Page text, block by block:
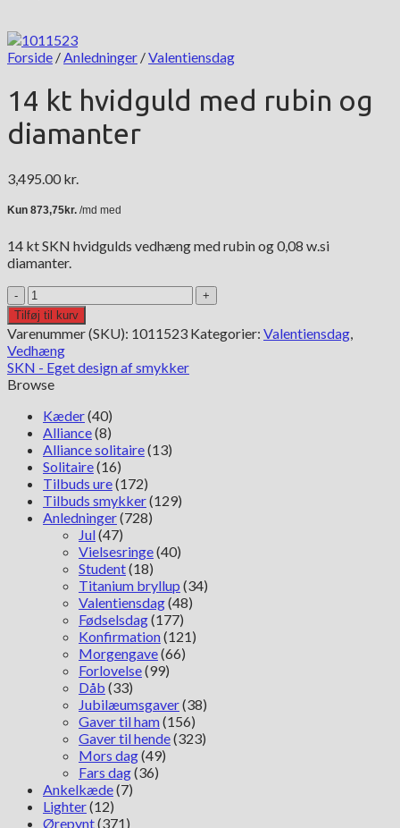
Forside /Anledninger /Valentiensdag
14 kt hvidguld med rubin og
diamanter
3,495.00 kr.
14 kt SKN hvidgulds vedhæng med rubin og 0,08 w.si
diamanter.
14
kt
hvidguld
med
rubin
og
diamanter
antal
Tilføj til kurv
Varenummer (SKU): 1011523 Kategorier: Valentiensdag,
Vedhæng
SKN - Eget design af smykker
Browse
Kæder(40)
Alliance(8)
Alliance solitaire(13)
Solitaire(16)
Tilbuds ure(172)
Tilbuds smykker(129)
Anledninger(728)
Jul(47)
Vielsesringe(40)
Student(18)
Titanium bryllup (34)
Valentiensdag(48)
Fødselsdag(177)
Konfirmation(121)
Morgengave(66)
Forlovelse(99)
Dåb (33)
Jubilæumsgaver(38)
Gaver til ham(156)
Gaver til hende(323)
Mors dag(49)
Fars dag(36)
Ankelkæde(7)
Lighter(12)
Ørepynt(371)